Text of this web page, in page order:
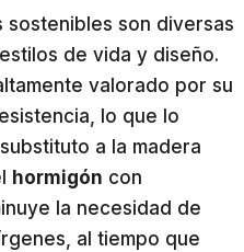
sostenibles son diversas
de vida y diseño.
valorado por su
lo que lo
a la madera
hormigón con
la necesidad de
al tiempo que